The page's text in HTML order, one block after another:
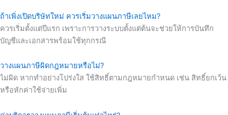
ถ้าเพิ่งเปิดบริษัทใหม่ ควรเริ่มวางแผนภาษีเลยไหม?
ควรเริ่มตั้งแต่ปีแรก เพราะการวางระบบตั้งแต่ต้นจะช่วยให้การบันทึก
บัญชีและเอกสารพร้อมใช้ทุกกรณี
วางแผนภาษีผิดกฎหมายหรือไม่?
ไม่ผิด หากทำอย่างโปร่งใส ใช้สิทธิ์ตามกฎหมายกำหนด เช่น สิทธิ์ยกเว้น
หรือหักค่าใช้จ่ายเพิ่ม